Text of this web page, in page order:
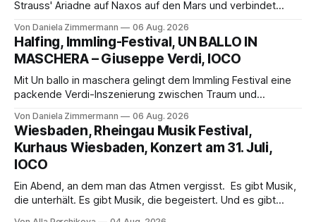
Strauss' Ariadne auf Naxos auf den Mars und verbindet
Aufführung mit starken Solisten und den Wiener
Philharmonikern, szenisch bleibt der zweite Akt jedoch
hinter den Erwartungen zurück.
Von Daniela Zimmermann 06 Aug. 2026
Halfing, Immling-Festival, UN BALLO IN
MASCHERA – Giuseppe Verdi, IOCO
Mit Un ballo in maschera gelingt dem Immling Festival eine
packende Verdi-Inszenierung zwischen Traum und
psychologische Tiefe mit starken Bildern, getragen von
einem spielfreudigen Ensemble und einer musikalisch
überzeugenden Gesamtleistung.
Von Daniela Zimmermann 06 Aug. 2026
Wiesbaden, Rheingau Musik Festival,
Kurhaus Wiesbaden, Konzert am 31. Juli,
IOCO
Ein Abend, an dem man das Atmen vergisst. Es gibt Musik,
die unterhält. Es gibt Musik, die begeistert. Und es gibt